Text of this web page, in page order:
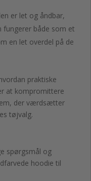
er let og åndbar,
fungerer både som et
en let overdel på de
praktiske
at kompromittere
der værdsætter
tøjvalg.
spørgsmål og
hoodie til